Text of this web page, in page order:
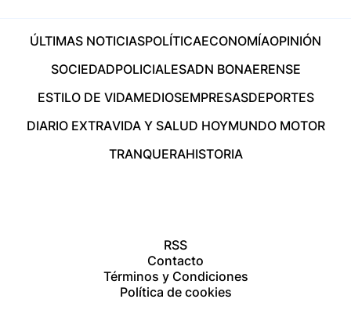
ÚLTIMAS NOTICIASPOLÍTICAECONOMÍAOPINIÓN
SOCIEDADPOLICIALESADN BONAERENSE
ESTILO DE VIDAMEDIOSEMPRESASDEPORTES
DIARIO EXTRAVIDA Y SALUD HOYMUNDO MOTOR
TRANQUERAHISTORIA
RSS
Contacto
Términos y Condiciones
Política de cookies